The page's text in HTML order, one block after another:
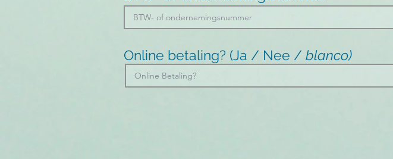
Online betaling? (Ja / Nee / blanco)